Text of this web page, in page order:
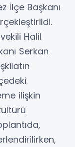
İlçe Başkanı
Halil
Serkan
ilişkin